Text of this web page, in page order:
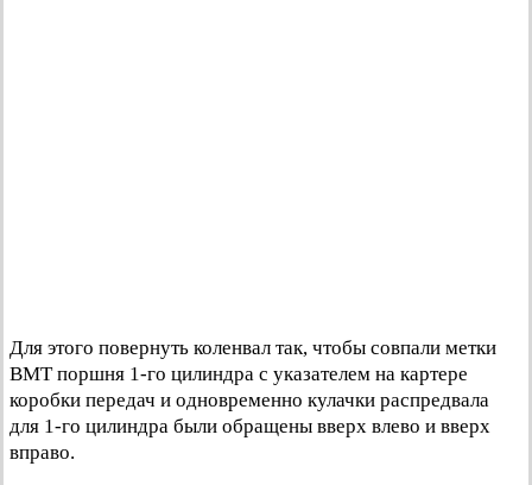
Для этого повернуть коленвал так, чтобы совпали метки
ВМТ поршня 1-го цилиндра с указателем на картере
коробки передач и одновременно кулачки распредвала
для 1-го цилиндра были обращены вверх влево и вверх
вправо.